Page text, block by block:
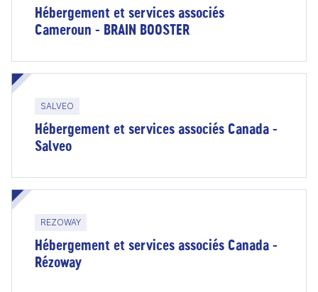
Hébergement et services associés
Cameroun - BRAIN BOOSTER
SALVEO
Hébergement et services associés Canada -
Salveo
REZOWAY
Hébergement et services associés Canada -
Rézoway